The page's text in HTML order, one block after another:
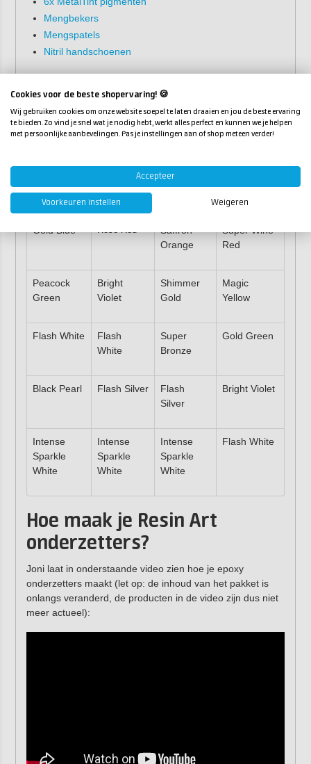
Mengbekers
Mengspatels
Nitril handschoenen
Het epoxy starterspakket voor onderzetters is in de
volgende kleuren verkrijgbaar:
Blue
Madness
Princess
pink
Empire
Gold
Colour
Explosion
Green
Red Violet
Magic
Gold Blue Rose Red
Saffron
Orange
Super Wine
Red
Peacock
Green
Bright
Violet
Shimmer
Gold
Magic
Yellow
Flash White
Flash
White
Super
Bronze
Gold Green
Black Pearl Flash Silver
Flash
Silver
Bright Violet
Intense
Sparkle
White
Intense
Sparkle
White
Intense
Sparkle
White
Flash White
Hoe maak je Resin Art
onderzetters?
Joni laat in onderstaande video zien hoe je epoxy
onderzetters maakt (let op: de inhoud van het pakket is
onlangs veranderd, de producten in de video zijn dus niet
meer actueel):
Cookies voor de beste shopervaring! 🍪
Wij gebruiken cookies om onze website soepel te laten draaien en jou de beste ervaring
te bieden. Zo vind je snel wat je nodig hebt, werkt alles perfect en kunnen we je helpen
met persoonlijke aanbevelingen. Pas je instellingen aan of shop meteen verder!
Accepteer
Voorkeuren instellen Weigeren